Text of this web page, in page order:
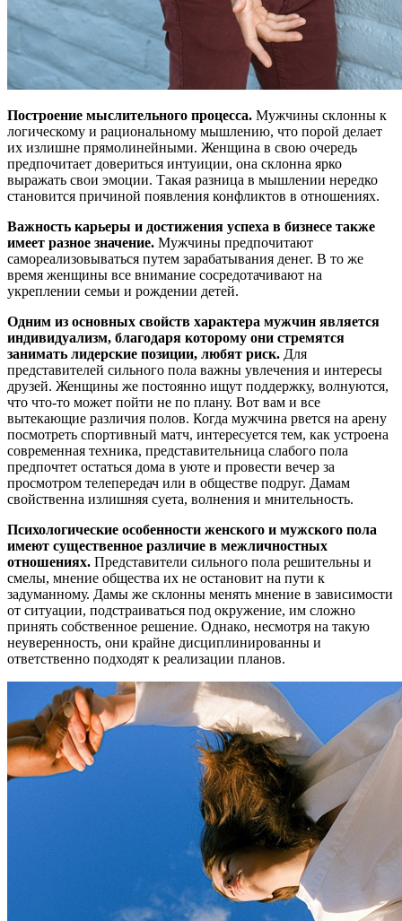
Построение мыслительного процесса. Мужчины склонны к
логическому и рациональному мышлению, что порой делает
их излишне прямолинейными. Женщина в свою очередь
предпочитает довериться интуиции, она склонна ярко
выражать свои эмоции. Такая разница в мышлении нередко
становится причиной появления конфликтов в отношениях.
Важность карьеры и достижения успеха в бизнесе также
имеет разное значение. Мужчины предпочитают
самореализовываться путем зарабатывания денег. В то же
время женщины все внимание сосредотачивают на
укреплении семьи и рождении детей.
Одним из основных свойств характера мужчин является
индивидуализм, благодаря которому они стремятся
занимать лидерские позиции, любят риск. Для
представителей сильного пола важны увлечения и интересы
друзей. Женщины же постоянно ищут поддержку, волнуются,
что что-то может пойти не по плану. Вот вам и все
вытекающие различия полов. Когда мужчина рвется на арену
посмотреть спортивный матч, интересуется тем, как устроена
современная техника, представительница слабого пола
предпочтет остаться дома в уюте и провести вечер за
просмотром телепередач или в обществе подруг. Дамам
свойственна излишняя суета, волнения и мнительность.
Психологические особенности женского и мужского пола
имеют существенное различие в межличностных
отношениях. Представители сильного пола решительны и
смелы, мнение общества их не остановит на пути к
задуманному. Дамы же склонны менять мнение в зависимости
от ситуации, подстраиваться под окружение, им сложно
принять собственное решение. Однако, несмотря на такую
неуверенность, они крайне дисциплинированны и
ответственно подходят к реализации планов.